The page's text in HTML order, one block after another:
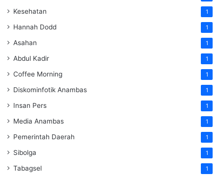
Kesehatan 1
Hannah Dodd 1
Asahan 1
Abdul Kadir 1
Coffee Morning 1
Diskominfotik Anambas 1
Insan Pers 1
Media Anambas 1
Pemerintah Daerah 1
Sibolga 1
Tabagsel 1